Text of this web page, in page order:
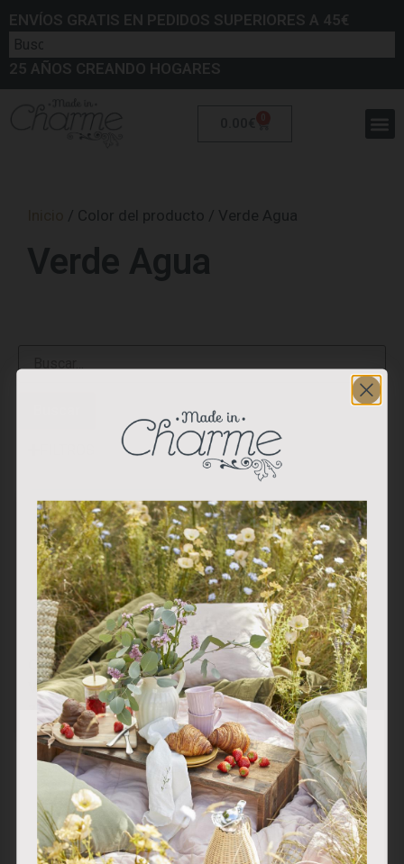
ENVÍOS GRATIS EN PEDIDOS SUPERIORES A 45€
25 AÑOS CREANDO HOGARES
/ Color del producto / Verde Agua
Verde Agua
Casa Cerámica para
Velas Verde Claro
36.00€
Utilizamos cookies propias y de terceros para analizar
nuestros servicios y mostrarle publicidad relacionada con
sus preferencias en base a un perfil elaborado a partir de
sus hábitos de navegación (por ejemplo, páginas
visitadas). Puede obtener más información y configurar
sus preferencias.